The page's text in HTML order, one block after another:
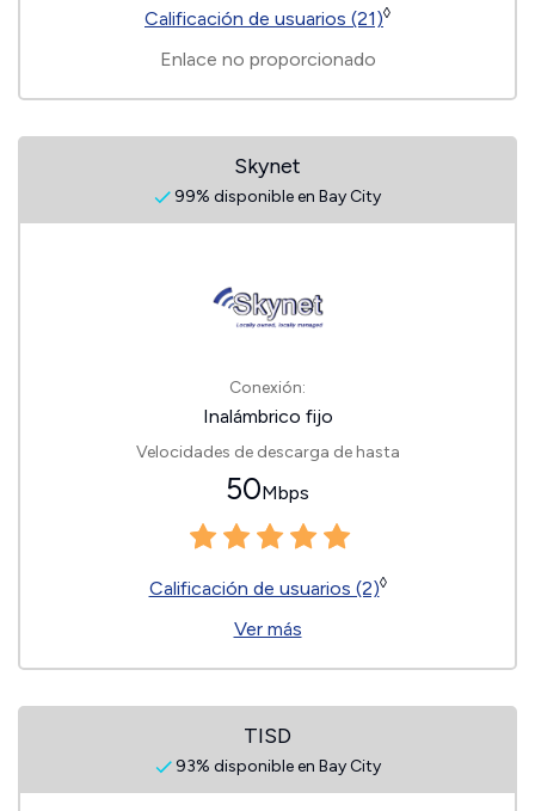
Calificación de usuarios (21)◊
Enlace no proporcionado
Skynet
99% disponible en Bay City
Conexión:
Inalámbrico fijo
Velocidades de descarga de hasta
50Mbps
Calificación de usuarios (2)◊
Ver más
TISD
93% disponible en Bay City